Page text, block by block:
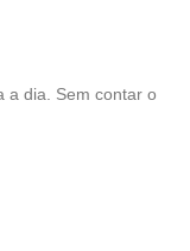
a dia. Sem contar o